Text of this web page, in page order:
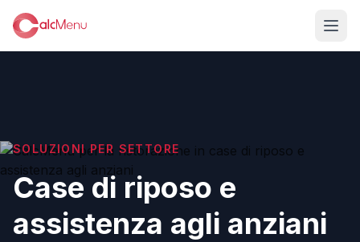
SOLUZIONI PER SETTORE
Case di riposo e
assistenza agli anziani